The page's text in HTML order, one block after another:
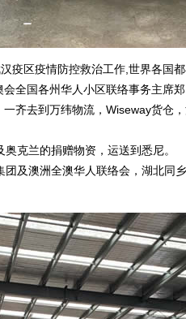
区疫情防控救治工作,世界各国
全国各州华人小区联络事务主席
齐去到万纬物流，Wiseway货仓
克兰的捐赠物资，运送到悉尼。
及澳洲全澳华人联络会，湖北同